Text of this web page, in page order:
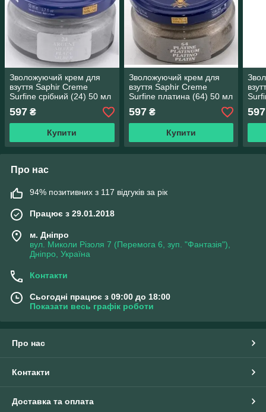
Зволожуючий крем для
взуття Saphir Creme
Surfine срібний (24) 50 мл
597 ₴
Купити
Зволожуючий крем для
взуття Saphir Creme
Surfine платина (64) 50 мл
597₴
Купити
597
Про нас
94% позитивних з 117 відгуків за рік
Працює з 29.01.2018
м. Дніпро
вул. Миколи Різоля 7 (Перемога 6, зуп. "Фантазія"),
Дніпро, Україна
Контакти
Сьогодні працює з 09:00 до 18:00
Показати весь графік роботи
Про нас
Контакти
Доставка та оплата